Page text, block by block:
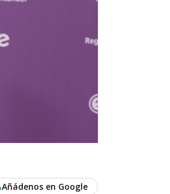
Añádenos en Google